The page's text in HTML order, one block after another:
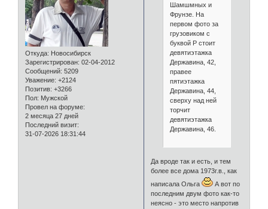
Откуда: Новосибирск
Зарегистрирован: 02-04-2012
Сообщений: 5209
Уважение: +2124
Позитив: +3266
Пол: Мужской
Провел на форуме:
2 месяца 27 дней
Последний визит:
31-07-2026 18:31:44
Шамшмных и
Фрунзе. На
первом фото за
грузовиком с
буквой Р стоит
девятиэтажка
Державина, 42,
правее
пятиэтажка
Державина, 44,
сверху над ней
торчит
девятиэтажка
Державина, 46.
Да вроде так и есть, и тем
более все дома 1973г.в., как
написала Ольга
А вот по
последним двум фото как-то
неясно - это место напротив